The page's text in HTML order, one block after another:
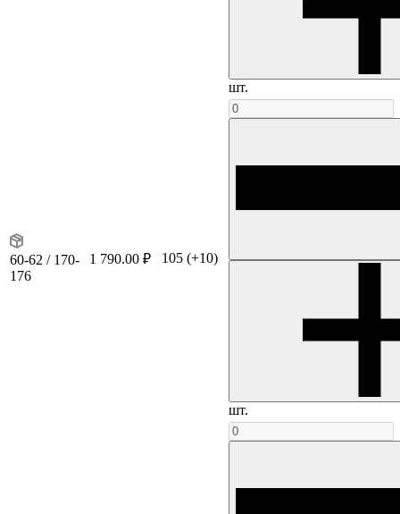
шт.
60-62 / 170-
176
1 790.00 ₽ 105 (+10)
шт.